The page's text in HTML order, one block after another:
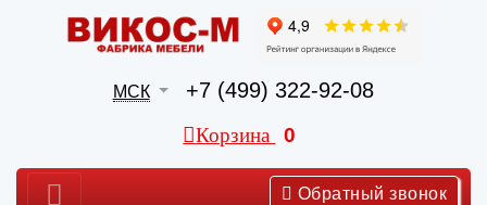
МСК +7 (499) 322-92-08
Корзина 0
Обратный звонок